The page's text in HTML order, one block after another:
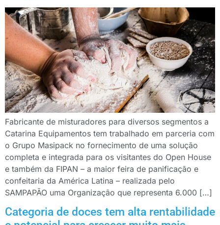
Fabricante de misturadores para diversos segmentos a
Catarina Equipamentos tem trabalhado em parceria com
o Grupo Masipack no fornecimento de uma solução
completa e integrada para os visitantes do Open House
e também da FIPAN – a maior feira de panificação e
confeitaria da América Latina – realizada pelo
SAMPAPÃO uma Organização que representa 6.000 […]
Categoria de doces tem alta rentabilidade